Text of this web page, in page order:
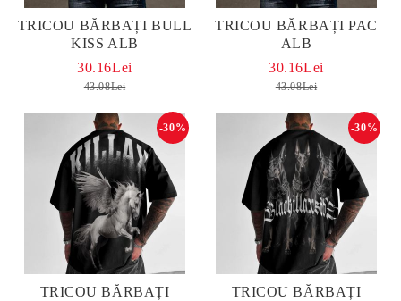
TRICOU BĂRBAȚI BULL
KISS ALB
30.16Lei
43.08Lei
TRICOU BĂRBAȚI PAC
ALB
30.16Lei
43.08Lei
TRICOU BĂRBAȚI
-30%
TRICOU BĂRBAȚI
-30%